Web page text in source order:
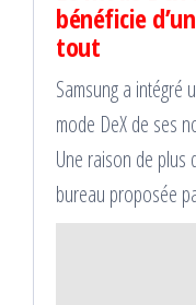
bénéficie
tout
Samsung a intégré
mode DeX de ses
Une raison de plus
bureau proposée